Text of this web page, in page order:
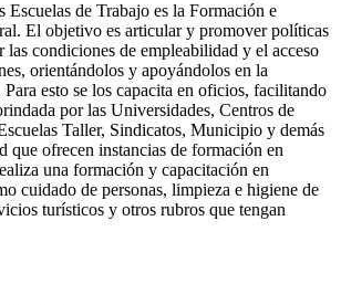
Escuelas de Trabajo es la Formación e
El objetivo es articular y promover políticas
las condiciones de empleabilidad y el acceso
orientándolos y apoyándolos en la
Para esto se los capacita en oficios, facilitando
por las Universidades, Centros de
Taller, Sindicatos, Municipio y demás
que ofrecen instancias de formación en
una formación y capacitación en
cuidado de personas, limpieza e higiene de
turísticos y otros rubros que tengan